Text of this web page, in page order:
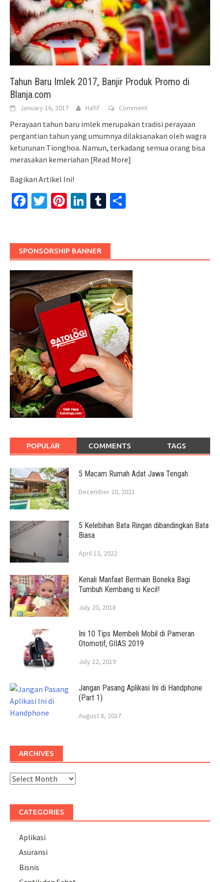
Tahun Baru Imlek 2017, Banjir Produk Promo di
Blanja.com
January 16, 2017 Hafif Comment
Perayaan tahun baru imlek merupakan tradisi perayaan
pergantian tahun yang umumnya dilaksanakan oleh wagra
keturunan Tionghoa. Namun, terkadang semua orang bisa
merasakan kemeriahan [Read More]
Bagikan Artikel Ini!
Facebook
TwitterPinterest
LinkedIn
Tumblr
SPONSORSHIP BANNER
POPULAR COMMENTS TAGS
5 Macam Rumah Adat Jawa Tengah
December 20, 2021
5 Kelebihan Bata Ringan dibandingkan Bata
Biasa
April 13, 2022
Kenali Manfaat Bermain Boneka Bagi
Tumbuh Kembang si Kecil!
July 20, 2018
Ini 10 Tips Membeli Mobil di Pameran
Otomotif, GIIAS 2019
July 22, 2019
Jangan Pasang Aplikasi Ini di Handphone
(Part 1)
August 8, 2017
ARCHIVES
Archives
CATEGORIES
Aplikasi
Asuransi
Bisnis